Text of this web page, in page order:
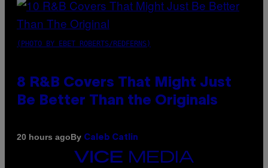
(PHOTO BY EBET ROBERTS/REDFERNS)
8 R&B Covers That Might Just
Be Better Than the Originals
20 hours agoBy Caleb Catlin
VICE
MEDIA